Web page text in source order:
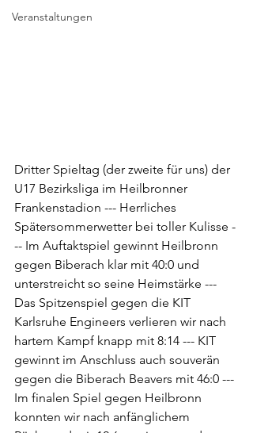
Veranstaltungen
Dritter Spieltag (der zweite für uns) der
U17 Bezirksliga im Heilbronner
Frankenstadion --- Herrliches
Spätersommerwetter bei toller Kulisse -
-- Im Auftaktspiel gewinnt Heilbronn
gegen Biberach klar mit 40:0 und
unterstreicht so seine Heimstärke ---
Das Spitzenspiel gegen die KIT
Karlsruhe Engineers verlieren wir nach
hartem Kampf knapp mit 8:14 --- KIT
gewinnt im Anschluss auch souverän
gegen die Biberach Beavers mit 46:0 ---
Im finalen Spiel gegen Heilbronn
konnten wir nach anfänglichem